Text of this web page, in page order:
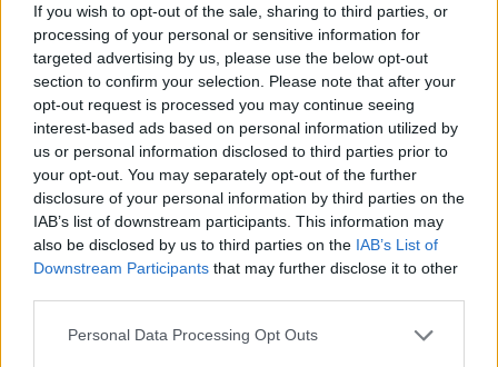
If you wish to opt-out of the sale, sharing to third parties, or
processing of your personal or sensitive information for
targeted advertising by us, please use the below opt-out
section to confirm your selection. Please note that after your
opt-out request is processed you may continue seeing
interest-based ads based on personal information utilized by
us or personal information disclosed to third parties prior to
your opt-out. You may separately opt-out of the further
disclosure of your personal information by third parties on the
IAB’s list of downstream participants. This information may
also be disclosed by us to third parties on the IAB’s List of
Downstream Participants that may further disclose it to other
Personal Data Processing Opt Outs
Τρίτος στη σφαιροβολία στη διεθνή συνάντηση
Ελλάδας–Κύπρου Κ18 ο Δημήτρης Τέλλιος